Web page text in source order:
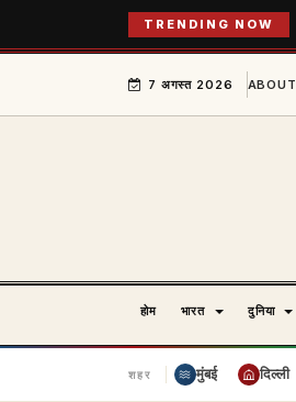
TRENDING NOW
7 अगस्त 2026 ABOUT
होम भारत दुनिया
शहर मुंबई दिल्ली